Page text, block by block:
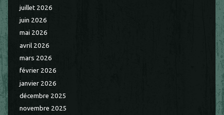
juillet 2026
juin 2026
mai 2026
avril 2026
mars 2026
février 2026
janvier 2026
décembre 2025
novembre 2025